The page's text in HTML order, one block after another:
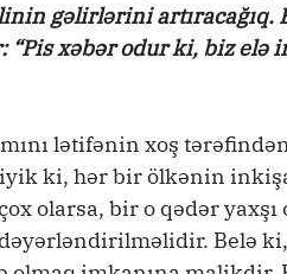
gəlirlərini artıracağıq.
“Pis xəbər odur ki, biz elə
lətifənin xoş
ki, hər bir ölkənin
olarsa, bir o qədər
Belə